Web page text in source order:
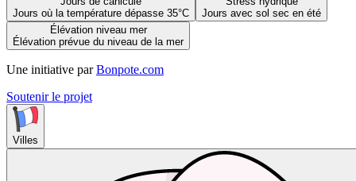
Jours où la température dépasse 35°C
Jours avec sol sec en été
Élévation niveau mer
Élévation prévue du niveau de la mer
Une initiative par Bonpote.com
Soutenir le projet
Villes